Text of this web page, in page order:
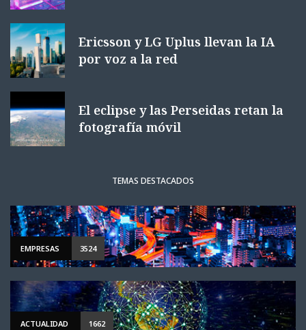
Ericsson y LG Uplus llevan la IA
por voz a la red
El eclipse y las Perseidas retan la
fotografía móvil
TEMAS DESTACADOS
EMPRESAS 3524
ACTUALIDAD 1662